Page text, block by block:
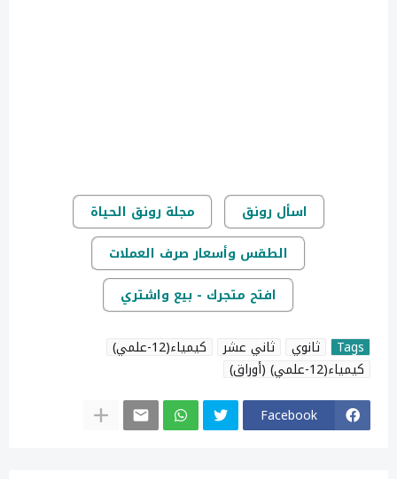
اسأل رونق
مجلة رونق الحياة
الطقس وأسعار صرف العملات
افتح متجرك - بيع واشتري
Tags ثانوي ثاني عشر
كيمياء(12-علمي)
كيمياء(12-علمي) (أوراق)
Facebook